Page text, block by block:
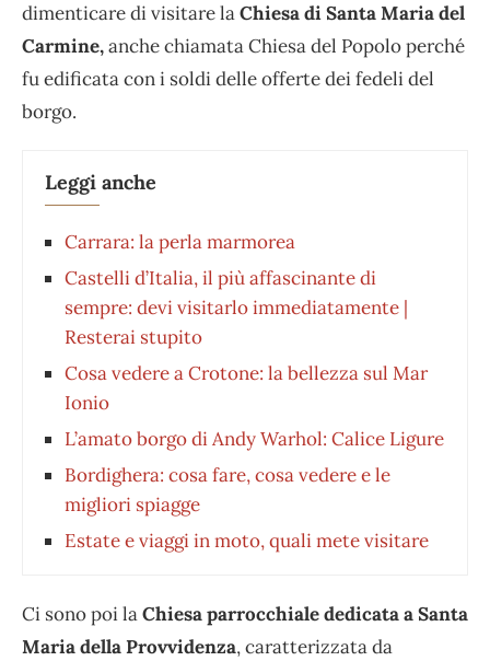
dimenticare di visitare laChiesa di Santa Maria del
Carmine,anche chiamata Chiesa del Popolo perché
fu edificata con i soldi delle offerte dei fedeli del
borgo.
Leggi anche
Carrara: la perla marmorea
Castelli d’Italia, il più affascinante di
sempre: devi visitarlo immediatamente |
Resterai stupito
Cosa vedere a Crotone: la bellezza sul Mar
Ionio
L’amato borgo di Andy Warhol: Calice Ligure
Bordighera: cosa fare, cosa vedere e le
migliori spiagge
Estate e viaggi in moto, quali mete visitare
Ci sono poi laChiesa parrocchiale dedicata a Santa
Maria della Provvidenza, caratterizzata da